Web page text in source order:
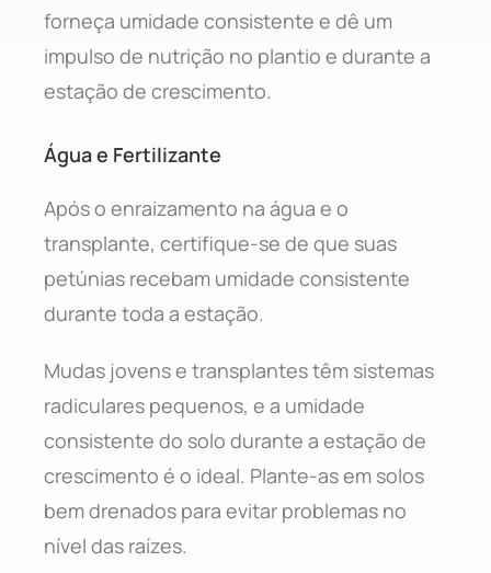
forneça umidade consistente e dê um
impulso de nutrição no plantio e durante a
estação de crescimento.
Água e Fertilizante
Após o enraizamento na água e o
transplante, certifique-se de que suas
petúnias recebam umidade consistente
durante toda a estação.
Mudas jovens e transplantes têm sistemas
radiculares pequenos, e a umidade
consistente do solo durante a estação de
crescimento é o ideal. Plante-as em solos
bem drenados para evitar problemas no
nível das raízes.